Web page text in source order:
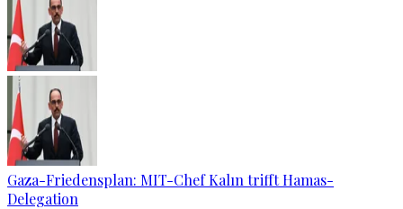
Gaza-Friedensplan: MIT-Chef Kalın trifft Hamas-
Delegation